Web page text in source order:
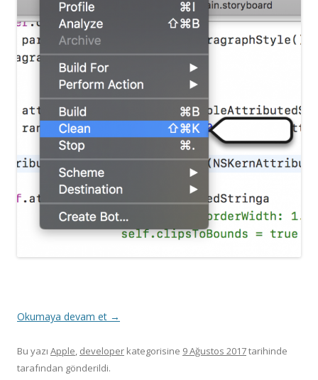
Okumaya devam et →
Bu yazı Apple, developer kategorisine 9 Ağustos 2017tarihinde
tarafından gönderildi.